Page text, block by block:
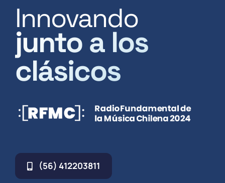
Innovando
junto a los
clásicos
(56) 412203811